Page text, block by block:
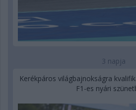
3 napja
Kerékpáros világbajnokságra
F1-es nyári